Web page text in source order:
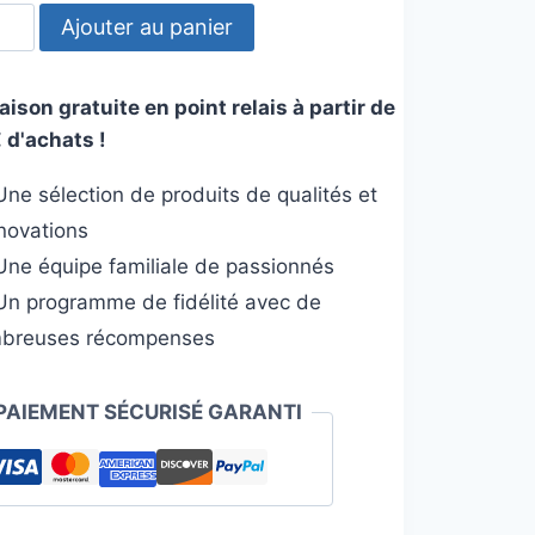
Ajouter au panier
gratuite en point relais à partir de
d'achats !
sélection de produits de qualités et
équipe familiale de passionnés
programme de fidélité avec de
récompenses
SÉCURISÉ GARANTI